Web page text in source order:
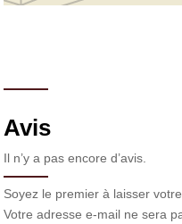
Avis
Il n’y a pas encore d’avis.
Soyez le premier à laisser
Votre adresse e-mail ne sera